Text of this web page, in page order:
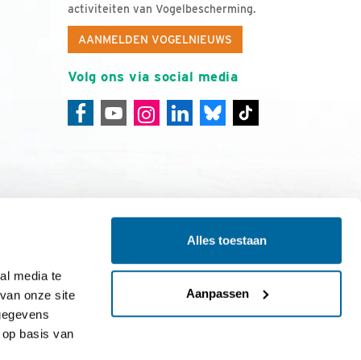
media te
onze site
basis van
Alles toestaan
Aanpassen
activiteiten van Vogelbescherming.
AANMELDEN VOGELNIEUWS
Volg ons via social media